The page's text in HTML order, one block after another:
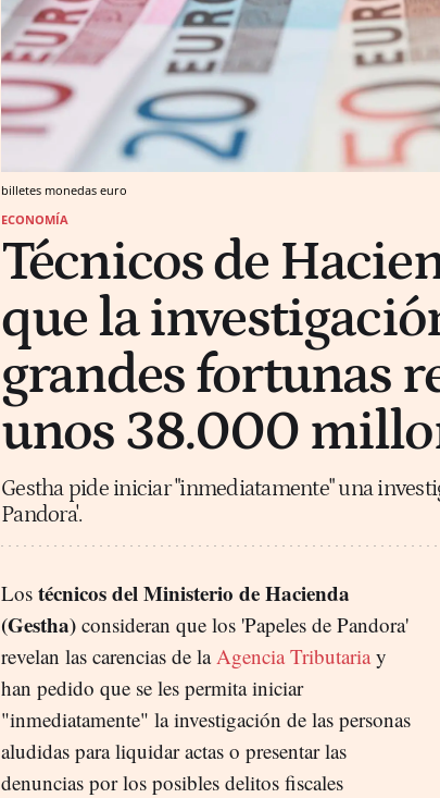
billetes monedas euro
ECONOMÍA
Técnicos de
que la
grandes fortunas
unos 38.000
Gestha pide iniciar "inmediatamente" una
Pandora'.
Los técnicos del Ministerio de Hacienda
(Gestha) consideran que los 'Papeles de Pandora'
revelan las carencias de laAgencia Tributariay
han pedido que se les permita iniciar
"inmediatamente" la investigación de las personas
aludidas para liquidar actas o presentar las
denuncias por los posibles delitos fiscales